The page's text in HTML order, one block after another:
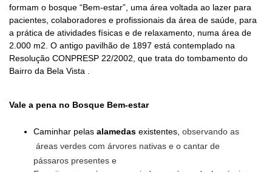
formam o bosque “Bem-estar”, uma área voltada ao lazer para
pacientes, colaboradores e profissionais da área de saúde, para
a prática de atividades físicas e de relaxamento, numa área de
2.000 m2. O antigo pavilhão de 1897 está contemplado na
Resolução CONPRESP 22/2002, que trata do tombamento do
Bairro da Bela Vista .
Vale a pena no Bosque Bem-estar
Caminhar pelas alamedas existentes, observando as
áreas verdes com árvores nativas e o cantar de
pássaros presentes e